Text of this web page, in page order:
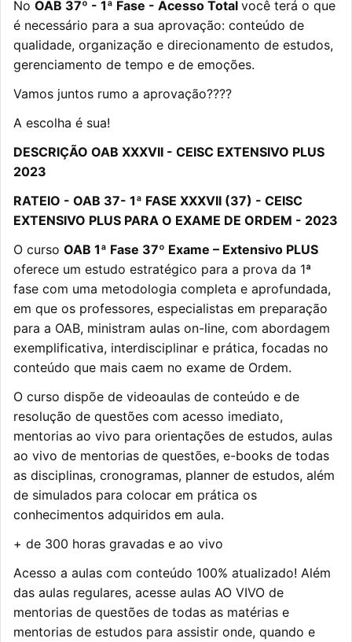
No OAB 37º - 1ª Fase - Acesso Total você terá o que
é necessário para a sua aprovação: conteúdo de
qualidade, organização e direcionamento de estudos,
gerenciamento de tempo e de emoções.
Vamos juntos rumo a aprovação????
A escolha é sua!
DESCRIÇÃO OAB XXXVII - CEISC EXTENSIVO PLUS
2023
RATEIO - OAB 37- 1ª FASE XXXVII (37) - CEISC
EXTENSIVO PLUS PARA O EXAME DE ORDEM - 2023
O curso OAB 1ª Fase 37º Exame – Extensivo PLUS
oferece um estudo estratégico para a prova da 1ª
fase com uma metodologia completa e aprofundada,
em que os professores, especialistas em preparação
para a OAB, ministram aulas on-line, com abordagem
exemplificativa, interdisciplinar e prática, focadas no
conteúdo que mais caem no exame de Ordem.
O curso dispõe de videoaulas de conteúdo e de
resolução de questões com acesso imediato,
mentorias ao vivo para orientações de estudos, aulas
ao vivo de mentorias de questões, e-books de todas
as disciplinas, cronogramas, planner de estudos, além
de simulados para colocar em prática os
conhecimentos adquiridos em aula.
+ de 300 horas gravadas e ao vivo
Acesso a aulas com conteúdo 100% atualizado! Além
das aulas regulares, acesse aulas AO VIVO de
mentorias de questões de todas as matérias e
mentorias de estudos para assistir onde, quando e